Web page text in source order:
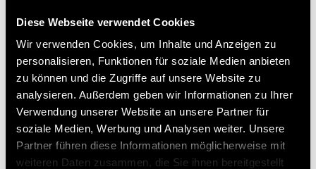
Diese Webseite verwendet Cookies
Wir verwenden Cookies, um Inhalte und Anzeigen zu
personalisieren, Funktionen für soziale Medien anbieten
zu können und die Zugriffe auf unsere Website zu
analysieren. Außerdem geben wir Informationen zu Ihrer
Verwendung unserer Website an unsere Partner für
soziale Medien, Werbung und Analysen weiter. Unsere
Partner führen diese Informationen möglicherweise mit
weiteren Daten zusammen, die Sie ihnen bereitgestellt
Entfernen des Greenscreens mit dem Ultra-Key war
teilweise etwas knifflig. Einige Clips liessen sich sehr
gut freistellen, bei anderen brauchte es mehrere
Herangehensweisen, bis es wirklich sauber aussah.
Am Ende bin ich mit dem Resultat sehr zufrieden. Das
Video ist unterhaltsam, nimmt sich in einem
professionellen Rahmen nicht zu ernst und passt gut
zum Song. Zusätzlich entstanden noch mehrere kurze
Clips für Instagram als Promo.